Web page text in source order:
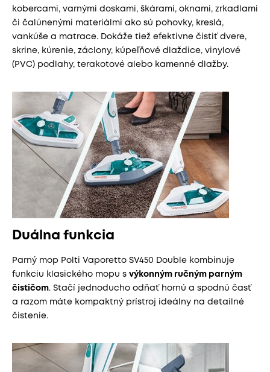
kobercami, varnými doskami, škárami, oknami, zrkadlami
či čalúnenými materiálmi ako sú pohovky, kreslá,
vankúše a matrace. Dokáže tiež efektívne čistiť dvere,
skrine, kúrenie, záclony, kúpeľňové dlaždice, vinylové
(PVC) podlahy, terakotové alebo kamenné dlažby.
Duálna funkcia
Parný mop Polti Vaporetto SV450 Double kombinuje
funkciu klasického mopu s výkonným ručným parným
čističom. Stačí jednoducho odňať hornú a spodnú časť
a razom máte kompaktný prístroj ideálny na detailné
čistenie.